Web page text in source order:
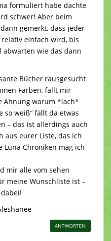
formuliert habe dachte
schwer! Aber beim
gemerkt, dass jeder
einfach wird, bis
abwarten wie das dann
Bücher rausgesucht
Farben, fällt mir
Ahnung warum *lach*
so weiß“ fällt da etwas
– das ist allerdings auch
aus eurer Liste, das ich
Luna Chroniken mag ich
mir alle vom sehen
meine Wunschliste ist –
ANTWORTEN